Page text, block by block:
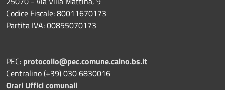
Codice Fiscale: 80011670173
Partita IVA: 00855070173
PEC: protocollo@pec.comune.caino.bs.it
Centralino (+39) 030 6830016
Orari Uffici comunali